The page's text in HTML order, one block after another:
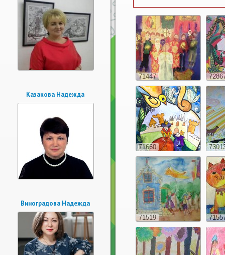
Казакова Надежда
Виноградова Надежда
71447
71660
71519